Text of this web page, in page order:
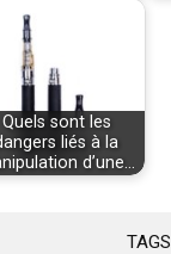
Quels sont les
liés à la
d’une…